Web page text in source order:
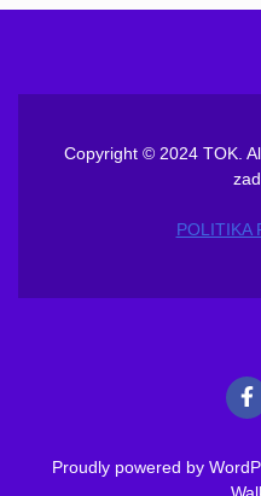
Copyright © 2024 TOK.
POLITIKA
Proudly powered by